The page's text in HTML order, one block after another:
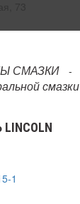
СМАЗКИ -
смазки